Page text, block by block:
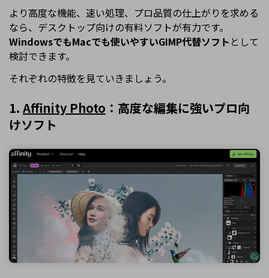
より高度な機能、速い処理、プロ品質の仕上がりを求める
なら、デスクトップ向けの有料ソフトが有力です。
WindowsでもMacでも使いやすいGIMP代替ソフト として
検討できます。
それぞれの特徴を見ていきましょう。
1. Affinity Photo ：高度な編集に強いプロ向
けソフト